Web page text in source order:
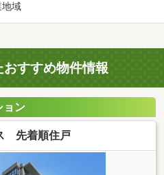
地域
すすめ物件情報
ョン
先着順住戸